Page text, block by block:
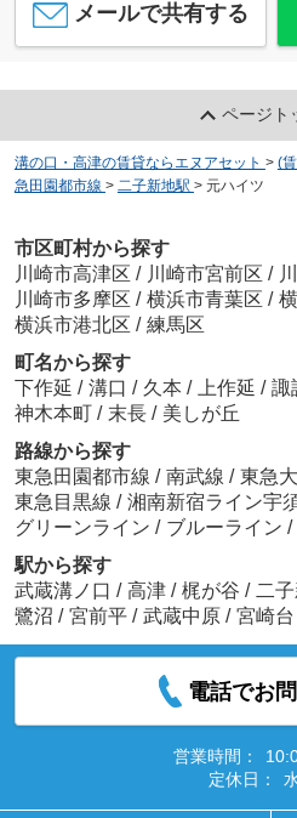
メールで共有する
ページト
溝の口・高津の賃貸ならエヌアセット > (
急田園都市線 > 二子新地駅 > 元ハイツ
市区町村から探す
川崎市高津区 / 川崎市宮前区 /
川崎市多摩区 / 横浜市青葉区 /
横浜市港北区 / 練馬区
町名から探す
下作延 / 溝口 / 久本 / 上作延 / 諏
神木本町 / 末長 / 美しが丘
路線から探す
東急田園都市線 / 南武線 / 東急
東急目黒線 / 湘南新宿ライン宇
グリーンライン / ブルーライン /
駅から探す
武蔵溝ノ口 / 高津 / 梶が谷 / 二
鷺沼 / 宮前平 / 武蔵中原 / 宮崎台
電話でお
営業時間：
定休日：